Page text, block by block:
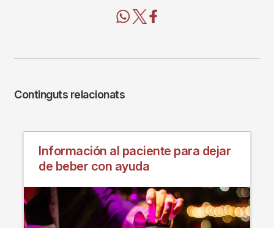
Continguts relacionats
Información al paciente para dejar
de beber con ayuda